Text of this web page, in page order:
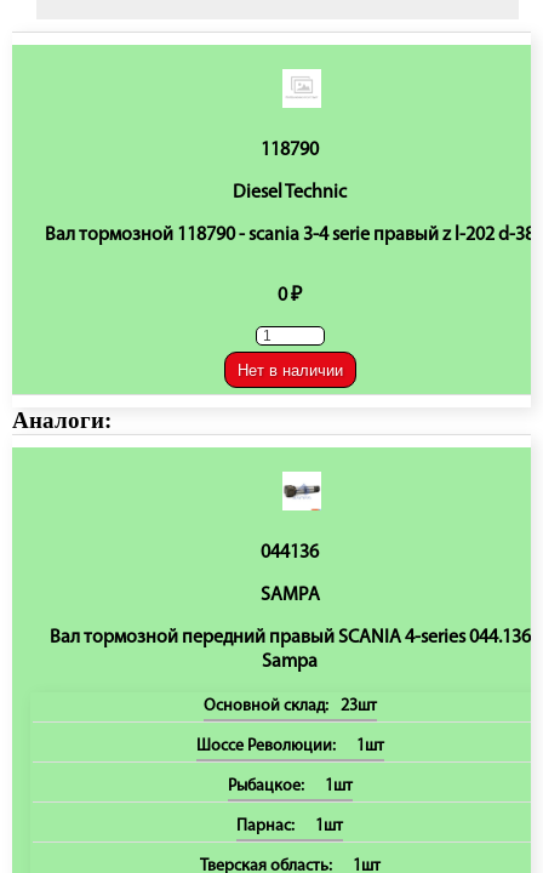
118790
Diesel Technic
Вал тормозной 118790 - scania 3-4 serie правый z l-202 d-38
0 ₽
Нет в наличии
Аналоги:
044136
SAMPA
Вал тормозной передний правый SCANIA 4-series 044.136
Sampa
Основной склад: 23шт
Шоссе Революции: 1шт
Рыбацкое: 1шт
Парнас: 1шт
Тверская область: 1шт